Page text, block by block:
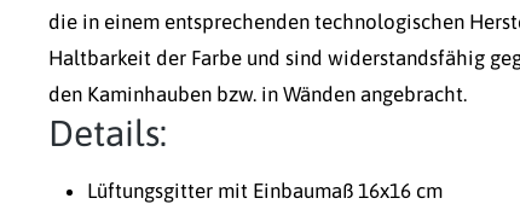
die in einem entsprechenden technologischen
Haltbarkeit der Farbe und sind widerstandsfähig
den Kaminhauben bzw. in Wänden angebracht.
Details:
Lüftungsgitter mit Einbaumaß 16x16 cm